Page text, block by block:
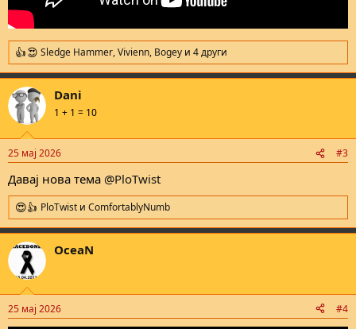
R
e
a
c
t
i
s
Sledge Hammer,Vivienn, Bogey и 4 други
Dani
1 + 1 = 10
25 мај 2026 #3
Давај нова тема @PloTwist
R
e
a
c
i
s
PloTwist и ComfortablyNumb
OceaN
25 мај 2026 #4